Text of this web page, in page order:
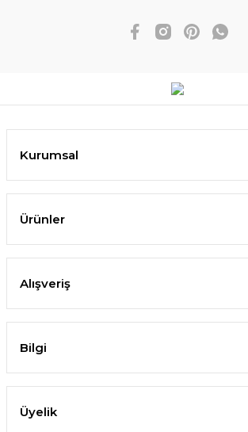
Kurumsal
Ürünler
Alışveriş
Bilgi
Üyelik